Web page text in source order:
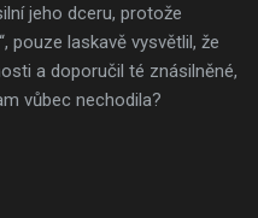
jeho dceru, protože
pouze laskavě vysvětlil, že
a doporučil té znásilněné,
vůbec nechodila?